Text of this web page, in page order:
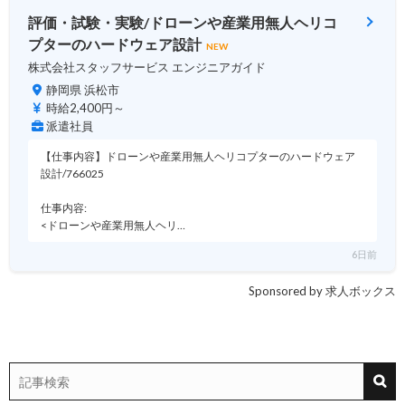
評価・試験・実験/ドローンや産業用無人ヘリコ
プターのハードウェア設計 NEW
株式会社スタッフサービス エンジニアガイド
静岡県 浜松市
時給2,400円～
派遣社員
【仕事内容】ドローンや産業用無人ヘリコプターのハードウェア
設計/766025
仕事内容:
<ドローンや産業用無人ヘリ…
6日前
Sponsored by 求人ボックス